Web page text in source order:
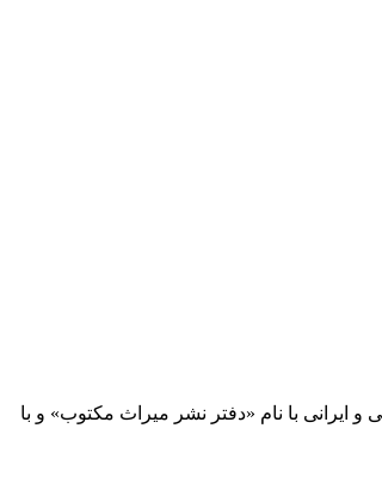
اسلامی و ایرانی با نام «دفتر نشر میراث مكتوب» و با